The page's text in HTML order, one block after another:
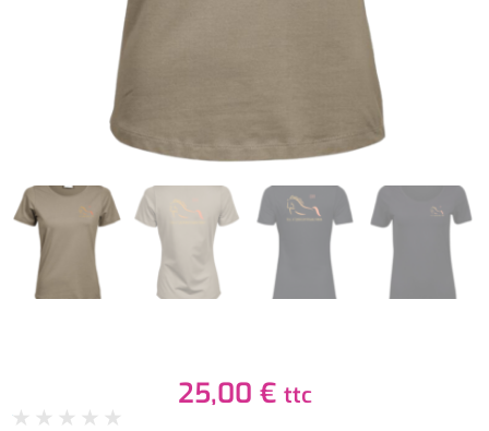
25,00 € ttc
★ ★ ★ ★ ★